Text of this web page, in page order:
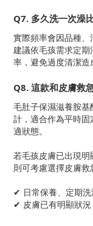
Q7. 多久洗一次澡
實際頻率會因品種、
建議依毛孩需求定
率，避免過度清潔造
Q8. 這款和皮膚救
毛肚子保濕滋養胺
計，適合作為平時
適狀態。
若毛孩皮膚已出現明
則可考慮選擇皮膚救
✔ 日常保養、定期
✔ 皮膚已有明顯狀